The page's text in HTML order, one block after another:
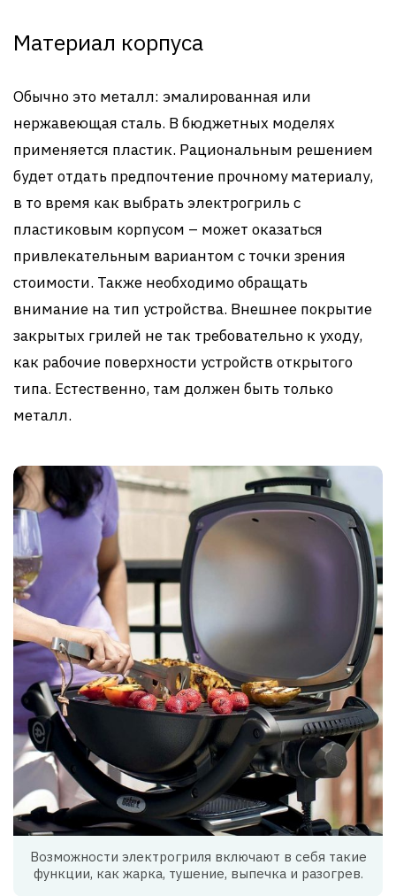
Материал корпуса
Обычно это металл: эмалированная или
нержавеющая сталь. В бюджетных моделях
применяется пластик. Рациональным решением
будет отдать предпочтение прочному материалу,
в то время как выбрать электрогриль с
пластиковым корпусом – может оказаться
привлекательным вариантом с точки зрения
стоимости. Также необходимо обращать
внимание на тип устройства. Внешнее покрытие
закрытых грилей не так требовательно к уходу,
как рабочие поверхности устройств открытого
типа. Естественно, там должен быть только
металл.
Возможности электрогриля включают в себя такие
функции, как жарка, тушение, выпечка и разогрев.